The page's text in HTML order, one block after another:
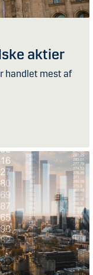
aktier
handlet mest af